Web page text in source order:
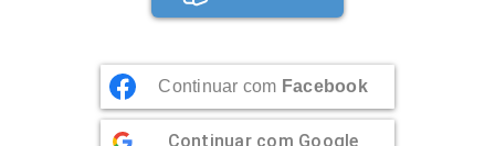
Continuar com Facebook
Continuar com Google